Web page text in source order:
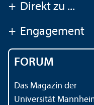
+ Direkt zu ...
+ Engagement
FORUM
Das Magazin der
Universität